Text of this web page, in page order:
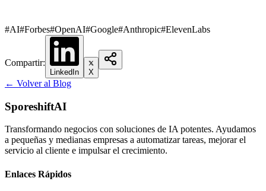
#AI#Forbes#OpenAI#Google#Anthropic#ElevenLabs
Compartir:
LinkedIn X
← Volver al Blog
SporeshiftAI
Transformando negocios con soluciones de IA potentes. Ayudamos
a pequeñas y medianas empresas a automatizar tareas, mejorar el
servicio al cliente e impulsar el crecimiento.
Enlaces Rápidos